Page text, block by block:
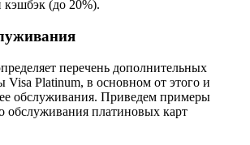
(до 20%).
перечень дополнительных
Visa Platinum, в основном от этого и
ее обслуживания. Приведем примеры
обслуживания платиновых карт